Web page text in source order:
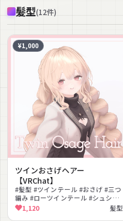
髪型(12件)
¥1,000
ツインおさげヘアー
【VRChat】
#髪型 #ツインテール #おさげ #三つ
編み #ローツインテール #シュシュ
#ウェーブヘア #かわいい #VRChat
#マットキャップ
1,120 髪型